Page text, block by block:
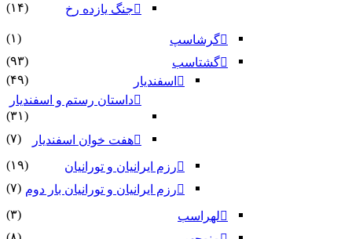
جنگ یازده رخ
(۱۴)
گرشاسپ
(۱)
گشتاسب
(۹۳)
اسفندیار
(۴۹)
داستان رستم و اسفندیار
(۳۱)
هفت خوان اسفندیار
(۷)
رزم ایرانیان و تورانیان
(۱۹)
رزم ایرانیان و تورانیان بار دوم (۷)
لهراسب
(۳)